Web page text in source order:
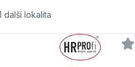
další lokalita